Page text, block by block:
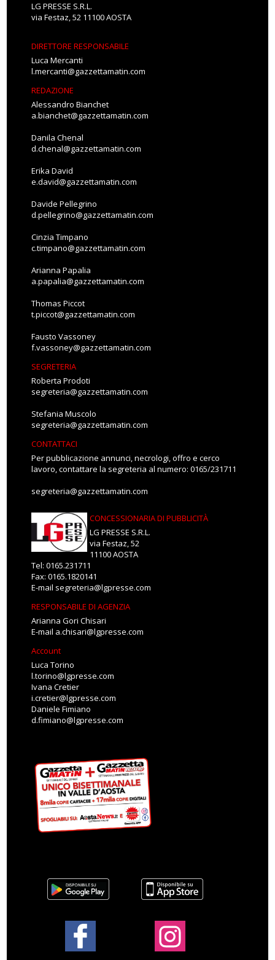
LG PRESSE S.R.L.
via Festaz, 52 11100 AOSTA
DIRETTORE RESPONSABILE
Luca Mercanti
l.mercanti@gazzettamatin.com
REDAZIONE
Alessandro Bianchet
a.bianchet@gazzettamatin.com
Danila Chenal
d.chenal@gazzettamatin.com
Erika David
e.david@gazzettamatin.com
Davide Pellegrino
d.pellegrino@gazzettamatin.com
Cinzia Timpano
c.timpano@gazzettamatin.com
Arianna Papalia
a.papalia@gazzettamatin.com
Thomas Piccot
t.piccot@gazzettamatin.com
Fausto Vassoney
f.vassoney@gazzettamatin.com
SEGRETERIA
Roberta Prodoti
segreteria@gazzettamatin.com
Stefania Muscolo
segreteria@gazzettamatin.com
CONTATTACI
Per pubblicazione annunci, necrologi, offro e cerco
lavoro, contattare la segreteria al numero: 0165/231711
segreteria@gazzettamatin.com
CONCESSIONARIA DI PUBBLICITÀ
LG PRESSE S.R.L.
via Festaz, 52
11100 AOSTA
Tel: 0165.231711
Fax: 0165.1820141
E-mail segreteria@lgpresse.com
RESPONSABILE DI AGENZIA
Arianna Gori Chisari
E-mail a.chisari@lgpresse.com
Account
Luca Torino
l.torino@lgpresse.com
Ivana Cretier
i.cretier@lgpresse.com
Daniele Fimiano
d.fimiano@lgpresse.com